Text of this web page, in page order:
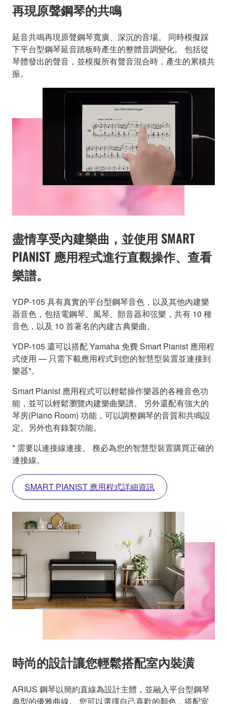
再現原聲鋼琴的共鳴
延音共鳴再現原聲鋼琴寬廣、深沉的音場。 同時模擬踩
下平台型鋼琴延音踏板時產生的整體音調變化。 包括從
琴體發出的聲音，並模擬所有聲音混合時，產生的累積共
振。
盡情享受內建樂曲，並使用 SMART
PIANIST 應用程式進行直觀操作、查看
樂譜。
YDP-105 具有真實的平台型鋼琴音色，以及其他內建樂
器音色，包括電鋼琴、風琴、顫音器和弦樂，共有 10 種
音色，以及 10 首著名的內建古典樂曲。
YDP-105 還可以搭配 Yamaha 免費 Smart Pianist 應用程
式使用 — 只需下載應用程式到您的智慧型裝置並連接到
樂器*。
Smart Pianist 應用程式可以輕鬆操作樂器的各種音色功
能，並可以輕鬆瀏覽內建樂曲樂譜。 另外還配有強大的
琴房(Piano Room) 功能，可以調整鋼琴的音質和共鳴設
定。另外也有錄製功能。
* 需要以連接線連接。 務必為您的智慧型裝置購買正確的
連接線。
SMART PIANIST 應用程式詳細資訊
時尚的設計讓您輕鬆搭配室內裝潢
ARIUS 鋼琴以簡約直線為設計主體，並融入平台型鋼琴
典型的優雅曲線。 您可以選擇自己喜歡的顏色，搭配室